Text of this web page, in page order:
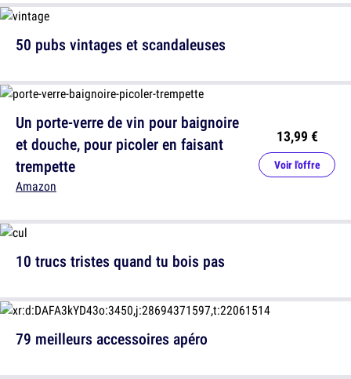
Un porte-verre de vin pour baignoire
et douche, pour picoler en faisant
trempette
Amazon
13,99 €
Voir l'offre
79 meilleurs accessoires apéro
50 pubs vintages et scandaleuses
10 trucs tristes quand tu bois pas